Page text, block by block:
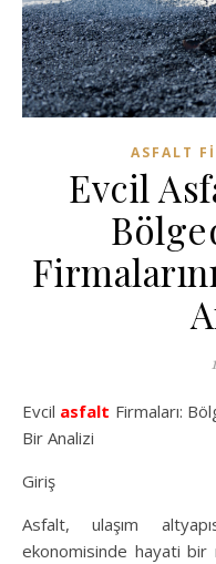
ASFALT
Evcil
Evcil asfalt Firmaları:
Bir Analizi
Giriş
Asfalt, ulaşım
ekonomisinde hayati